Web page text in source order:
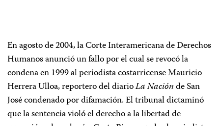
En agosto de 2004, la Corte Interamericana de Derechos
Humanos anunció un fallo por el cual se revocó la
condena en 1999 al periodista costarricenseMauricio
Herrera Ulloa, reportero del diarioLa Naciónde San
José condenado por difamación. El tribunal dictaminó
que la sentencia violó el derecho a la libertad de